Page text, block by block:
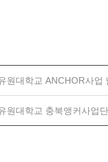
원대학교 ANCHOR사업
원대학교 충북앵커사업